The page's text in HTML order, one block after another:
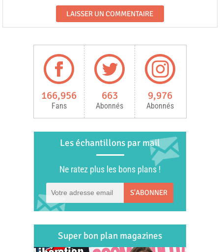
166,956
Fans
663
Abonnés
9,976
Abonnés
Les échantillons par mail
Ne ratez plus les bons plans !
S'ABONNER
Super bon plan magazines